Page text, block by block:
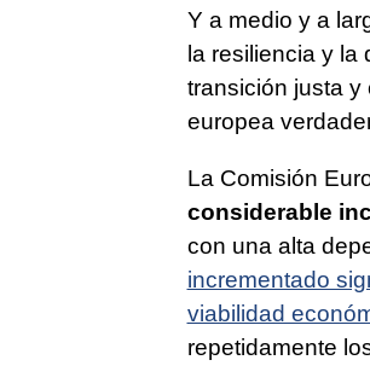
Y a medio y a
la resiliencia y la
transición justa
europea
La Comisión
considerable
con una alta
incrementado
viabilidad
repetidamente